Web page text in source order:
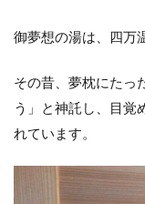
御夢想の湯は、四万
その昔、夢枕にたっ
う」と神託し、目覚
れています。